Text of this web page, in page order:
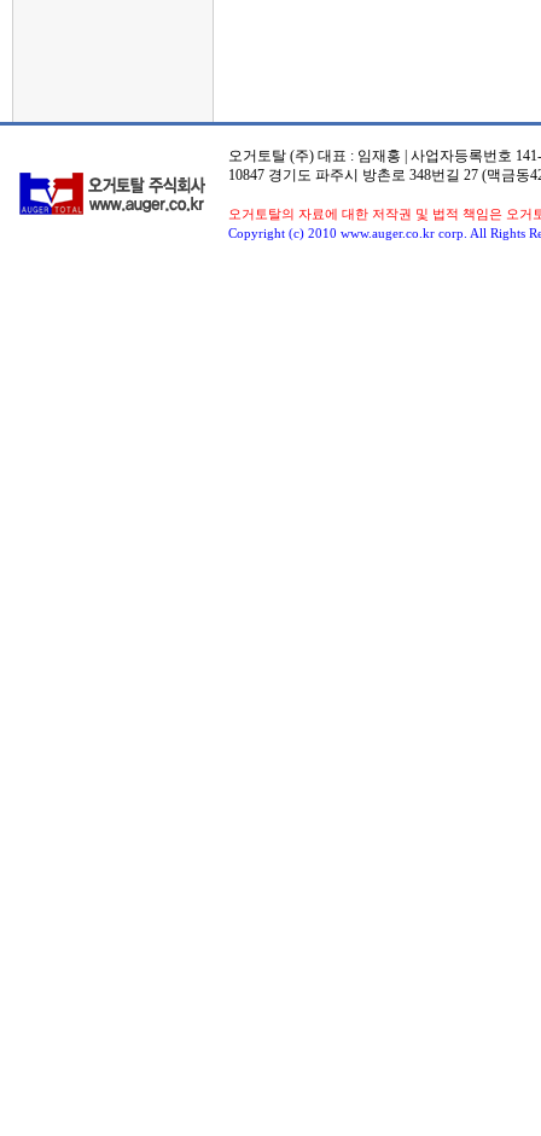
오거토탈 (주) 대표 : 임재홍 | 사업자등록번호
10847 경기도 파주시 방촌로 348번길 27 (맥금동
오거토탈의 자료에 대한 저작권 및 법적 책임은 오
Copyright (c) 2010 www.auger.co.kr corp. All Rights